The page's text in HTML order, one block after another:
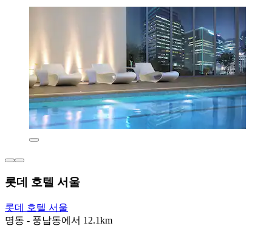
롯데 호텔 서울
롯데 호텔 서울
명동 - 풍납동에서 12.1km